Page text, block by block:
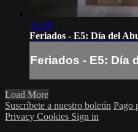
21:59
Feriados - E5: Día del
Feriados - E5: Día
Load More
Suscríbete a nuestro boletín Pago
Privacy Cookies Sign in